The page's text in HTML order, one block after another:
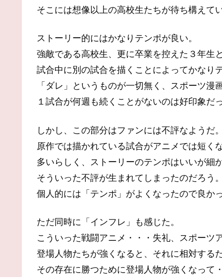
そこには想像以上の高校生たちが待ち構えて
ストーリー的にはかなりテンポが良い。
強敵である高校生、更に卒業を控えた３年生
試合中に別の試合を描くことによってかなり
「ダレ」というものが一切無く、スポーツ漫
１試合が何週も続くことがないのは好印象だ
しかし、この部分はファンには不評なようだ
原作では描かれている試合がアニメでは短く
多いらしく、ストーリーのテンポはいいが細
そういった不評が生まれてしまったのだろう
個人的には「テンポ」がよくなったので良か
ただ同時に「インフレ」も感じた。
こういった戦闘アニメ・・・失礼、スポーツ
登場人物たちが強くなると、それに相対する
その存在に勝つために登場人物が強くなって